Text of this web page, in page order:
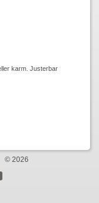
karm. Justerbar
© 2026